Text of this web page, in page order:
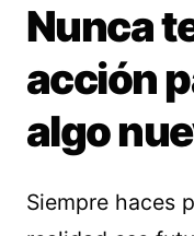
Nunca
acción
algo
Siempre haces